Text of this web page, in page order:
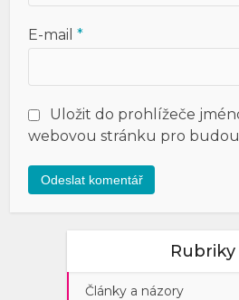
E-mail*
Uložit do prohlížeče
webovou stránku pro
Rubriky
Články a názory